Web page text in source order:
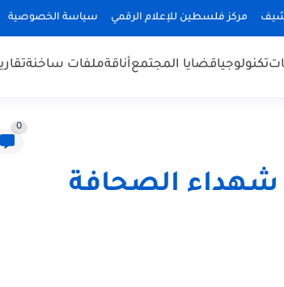
مركز فلسطين للإعلام الرقمي سياسة الخصوصية
تكنولوجياقضايا المجتمعأناقةملفات ساخنة
0
شهداء الصحافة